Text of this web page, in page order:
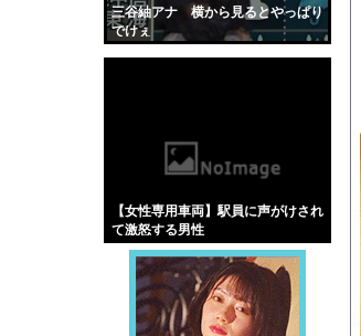
三谷紬アナ 横から見るとやっぱり
でけぇ
【女性専用車両】駅員に声がけされ
て激怒する男性
wwwwwwwwwwwww